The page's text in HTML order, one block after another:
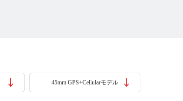
45mm GPS+Cellularモデル